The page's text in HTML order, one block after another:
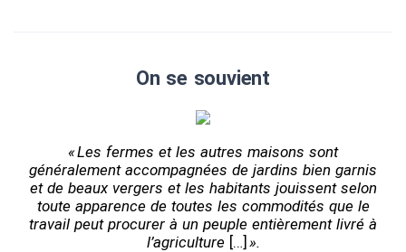
On se souvient
« Les fermes et les autres maisons sont
généralement accompagnées de jardins bien garnis
et de beaux vergers et les habitants jouissent selon
toute apparence de toutes les commodités que le
travail peut procurer à un peuple entièrement livré à
l’agriculture […] ».